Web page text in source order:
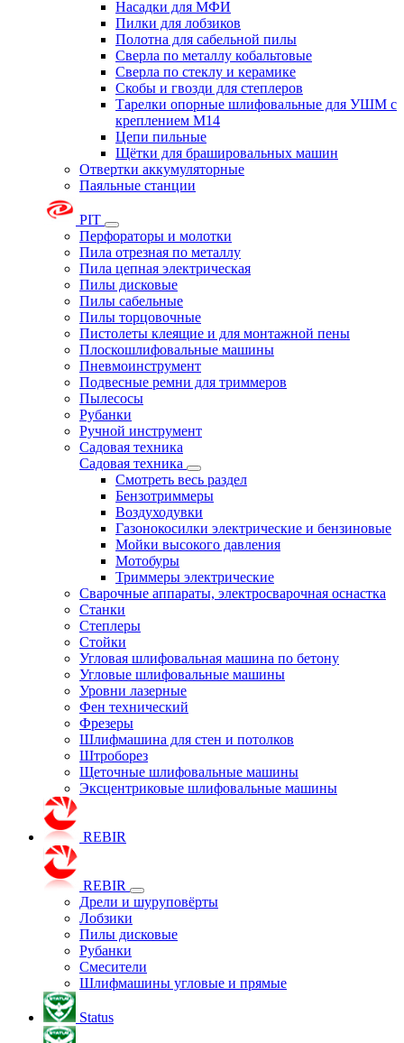
Насадки для МФИ
Пилки для лобзиков
Полотна для сабельной пилы
Сверла по металлу кобальтовые
Сверла по стеклу и керамике
Скобы и гвозди для степлеров
Тарелки опорные шлифовальные для УШМ с
креплением М14
Цепи пильные
Щётки для брашировальных машин
Отвертки аккумуляторные
Паяльные станции
PIT
Перфораторы и молотки
Пила отрезная по металлу
Пила цепная электрическая
Пилы дисковые
Пилы сабельные
Пилы торцовочные
Пистолеты клеящие и для монтажной пены
Плоскошлифовальные машины
Пневмоинструмент
Подвесные ремни для триммеров
Пылесосы
Рубанки
Ручной инструмент
Садовая техника
Садовая техника
Смотреть весь раздел
Бензотриммеры
Воздуходувки
Газонокосилки электрические и бензиновые
Мойки высокого давления
Мотобуры
Триммеры электрические
Сварочные аппараты, электросварочная оснастка
Станки
Степлеры
Стойки
Угловая шлифовальная машина по бетону
Угловые шлифовальные машины
Уровни лазерные
Фен технический
Фрезеры
Шлифмашина для стен и потолков
Штроборез
Щеточные шлифовальные машины
Эксцентриковые шлифовальные машины
REBIR
REBIR
Дрели и шуруповёрты
Лобзики
Пилы дисковые
Рубанки
Смесители
Шлифмашины угловые и прямые
Status